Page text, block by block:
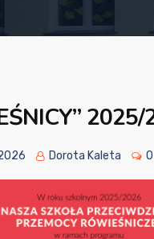
Dorota Kaleta 0